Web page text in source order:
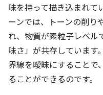
味を持って描き込まれて
ーンでは、トーンの削り
れ、物質が素粒子レベル
味さ」が共存しています
界線を曖昧にすることで
ることができるのです。